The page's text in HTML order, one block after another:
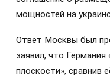
мощностей на
Ответ Москвы был
заявил, что Германия
плоскости», сравнив